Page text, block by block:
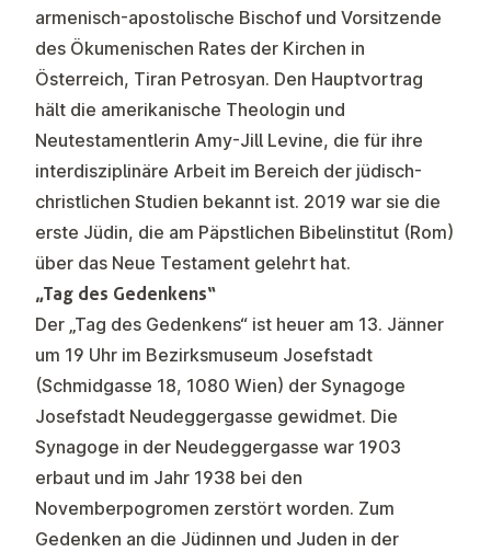
armenisch-apostolische Bischof und Vorsitzende
des Ökumenischen Rates der Kirchen in
Österreich, Tiran Petrosyan. Den Hauptvortrag
hält die amerikanische Theologin und
Neutestamentlerin Amy-Jill Levine, die für ihre
interdisziplinäre Arbeit im Bereich der jüdisch-
christlichen Studien bekannt ist. 2019 war sie die
erste Jüdin, die am Päpstlichen Bibelinstitut (Rom)
über das Neue Testament gelehrt hat.
„Tag des Gedenkens“
Der „Tag des Gedenkens“ ist heuer am 13. Jänner
um 19 Uhr im Bezirksmuseum Josefstadt
(Schmidgasse 18, 1080 Wien) der Synagoge
Josefstadt Neudeggergasse gewidmet. Die
Synagoge in der Neudeggergasse war 1903
erbaut und im Jahr 1938 bei den
Novemberpogromen zerstört worden. Zum
Gedenken an die Jüdinnen und Juden in der